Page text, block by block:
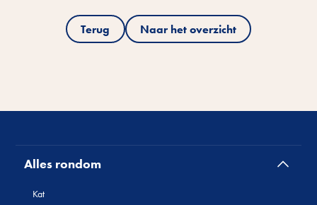
Terug Naar het overzicht
Alles rondom
Kat